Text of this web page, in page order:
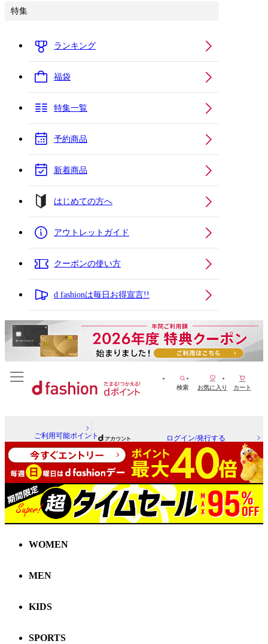
特集
ランキング
福袋
特集一覧
予約商品
新着商品
はじめての方へ
アウトレットガイド
クーポンの使い方
d fashionは毎日お得宣言!!
検索 お気に入り カート
ご利用可能ポイント ログイン/発行する
WOMEN
MEN
KIDS
SPORTS